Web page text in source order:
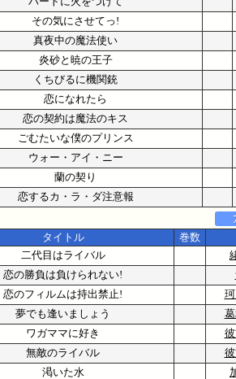
その気にさせてっ!
真夜中の魔法使い
炎砂と暁の王子
くちびるに機関銃
恋になれたら
恋の契約は魔法のキス
ごむたいな僕のプリンス
ウォー・アイ・ニー
蘭の契り
恋するカ・ラ・ダ注意報
タイトル
巻数
二代目はライバル
恋の勝負は負けられない!
恋のフィルムは持出禁止!
夢でも逢いましょう
ワガママに好き
無敵のライバル
渇いた水